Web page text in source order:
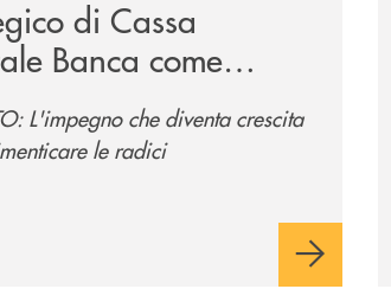
di Cassa
Banca come
di identità
L'impegno che diventa crescita
le radici